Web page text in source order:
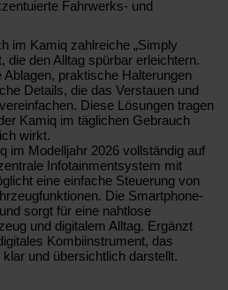
Fahrwerks- und
im Kamiq zahlreiche „Simply
die den Alltag spürbar erleichtern.
praktische Halterungen
Details, die das Verstauen und
Diese Lösungen tragen
Kamiq im täglichen Gebrauch
wirkt.
im Modelljahr 2026 vollständig auf
Infotainmentsystem mit
eine einfache Steuerung von
Die Smartphone-
sorgt für eine nahtlose
und digitalem Alltag. Ergänzt
Kombiinstrument, das
und übersichtlich darstellt.